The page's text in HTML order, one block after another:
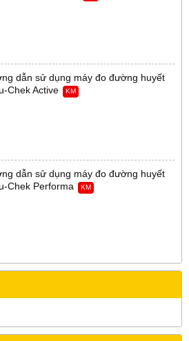
dẫn sử dụng máy đo đường huyết
Chek Active
KM
dẫn sử dụng máy đo đường huyết
Chek Performa
KM